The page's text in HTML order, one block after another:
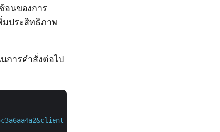
อนของการ
มประสิทธิภาพ
การคำสั่งต่อไป